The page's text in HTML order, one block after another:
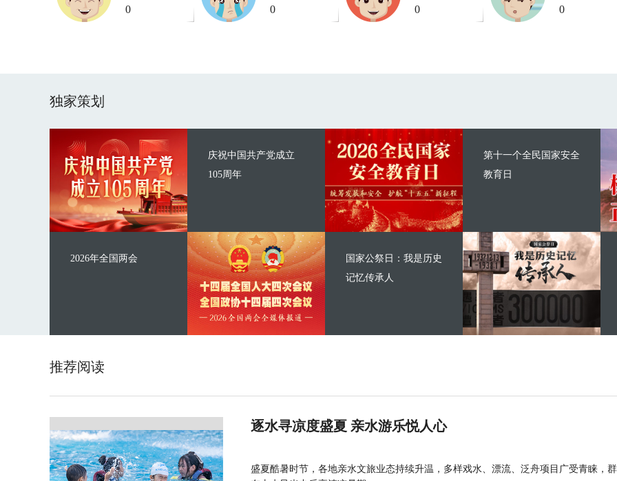
0 0 0 0
独家策划
庆祝中国共产党成立
105周年
2026年全国两会
第十一个全民国家安全
教育日
国家公祭日：我是历史
记忆传承人
推荐阅读
逐水寻凉度盛夏 亲水游乐悦人心
盛夏酷暑时节，各地亲水文旅业态持续升温，多样戏水、漂流、泛舟项目广受青睐，